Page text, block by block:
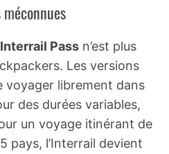
Interrail Pass n’est plus
Les versions
voyager librement dans
des durées variables,
un voyage itinérant de
pays, l’Interrail devient